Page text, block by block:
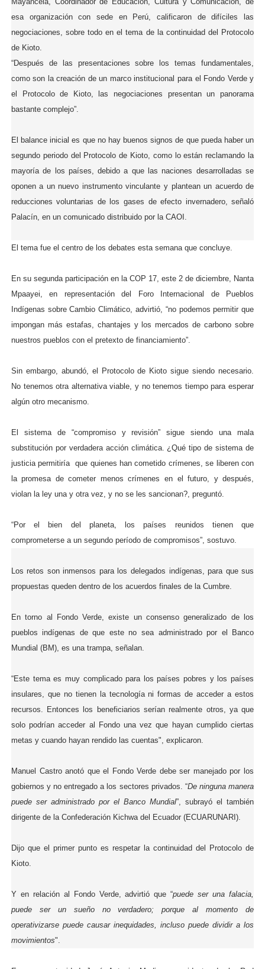
esa organización con sede en Perú, calificaron de difíciles las
negociaciones, sobre todo en el tema de la continuidad del Protocolo
de Kioto.
“Después de las presentaciones sobre los temas fundamentales,
como son la creación de un marco institucional para el Fondo Verde y
el Protocolo de Kioto, las negociaciones presentan un panorama
bastante complejo”.
El balance inicial es que no hay buenos signos de que pueda haber un
segundo periodo del Protocolo de Kioto, como lo están reclamando la
mayoría de los países, debido a que las naciones desarrolladas se
oponen a un nuevo instrumento vinculante y plantean un acuerdo de
reducciones voluntarias de los gases de efecto invernadero, señaló
Palacín, en un comunicado distribuido por la CAOI.
El tema fue el centro de los debates esta semana que concluye.
En su segunda participación en la COP 17, este 2 de diciembre, Nanta
Mpaayei, en representación del Foro Internacional de Pueblos
Indígenas sobre Cambio Climático, advirtió, “no podemos permitir que
impongan más estafas, chantajes y los mercados de carbono sobre
nuestros pueblos con el pretexto de financiamiento”.
Sin embargo, abundó, el Protocolo de Kioto sigue siendo necesario.
No tenemos otra alternativa viable, y no tenemos tiempo para esperar
algún otro mecanismo.
El sistema de “compromiso y revisión” sigue siendo una mala
substitución por verdadera acción climática. ¿Qué tipo de sistema de
justicia permitiría que quienes han cometido crímenes, se liberen con
la promesa de cometer menos crímenes en el futuro, y después,
violan la ley una y otra vez, y no se les sancionan?, preguntó.
“Por el bien del planeta, los países reunidos tienen que
comprometerse a un segundo período de compromisos”, sostuvo.
Los retos son inmensos para los delegados indígenas, para que sus
propuestas queden dentro de los acuerdos finales de la Cumbre.
En torno al Fondo Verde, existe un consenso generalizado de los
pueblos indígenas de que este no sea administrado por el Banco
Mundial (BM), es una trampa, señalan.
“Este tema es muy complicado para los países pobres y los países
insulares, que no tienen la tecnología ni formas de acceder a estos
recursos. Entonces los beneficiarios serían realmente otros, ya que
solo podrían acceder al Fondo una vez que hayan cumplido ciertas
metas y cuando hayan rendido las cuentas", explicaron.
Manuel Castro anotó que el Fondo Verde debe ser manejado por los
gobiernos y no entregado a los sectores privados. “De ninguna manera
puede ser administrado por el Banco Mundial”, subrayó el también
dirigente de la Confederación Kichwa del Ecuador (ECUARUNARI).
Dijo que el primer punto es respetar la continuidad del Protocolo de
Kioto.
Y en relación al Fondo Verde, advirtió que “puede ser una falacia,
puede ser un sueño no verdadero; porque al momento de
operativizarse puede causar inequidades, incluso puede dividir a los
movimientos".